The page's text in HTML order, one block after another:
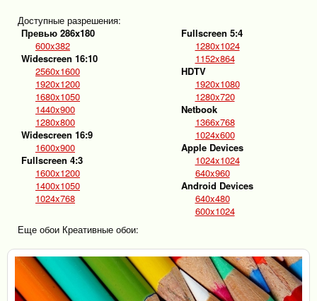
Доступные разрешения:
Превью 286x180
600x382
Widescreen 16:10
2560x1600
1920x1200
1680x1050
1440x900
1280x800
Widescreen 16:9
1600x900
Fullscreen 4:3
1600x1200
1400x1050
1024x768
Fullscreen 5:4
1280x1024
1152x864
HDTV
1920x1080
1280x720
Netbook
1366x768
1024x600
Apple Devices
1024x1024
640x960
Android Devices
640x480
600x1024
Еще обои Креативные обои: